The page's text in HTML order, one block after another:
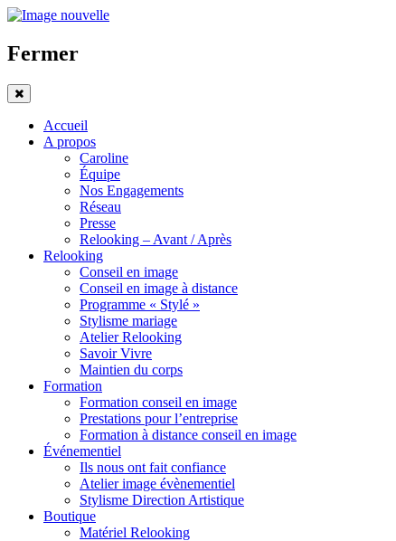
Fermer
Accueil
A propos
Caroline
Équipe
Nos Engagements
Réseau
Presse
Relooking – Avant / Après
Relooking
Conseil en image
Conseil en image à distance
Programme « Stylé »
Stylisme mariage
Atelier Relooking
Savoir Vivre
Maintien du corps
Formation
Formation conseil en image
Prestations pour l’entreprise
Formation à distance conseil en image
Événementiel
Ils nous ont fait confiance
Atelier image évènementiel
Stylisme Direction Artistique
Boutique
Matériel Relooking